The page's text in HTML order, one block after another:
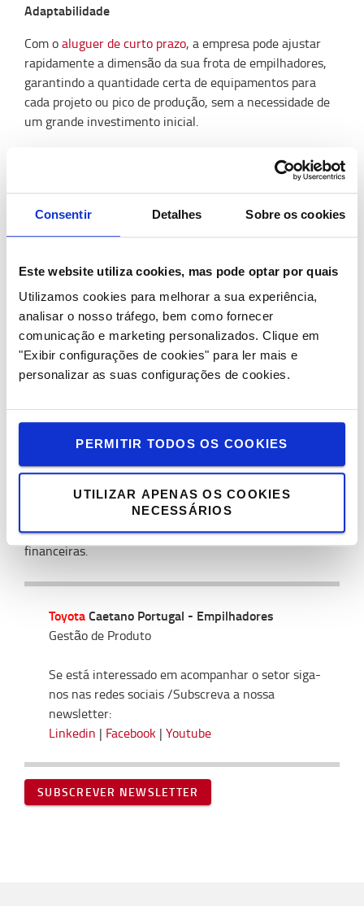
Consentir Detalhes Sobre os cookies
Este website utiliza cookies, mas pode optar por quais
Utilizamos cookies para melhorar a sua experiência,
analisar o nosso tráfego, bem como fornecer
comunicação e marketing personalizados. Clique em
"Exibir configurações de cookies" para ler mais e
personalizar as suas configurações de cookies.
PERMITIR TODOS OS COOKIES
UTILIZAR APENAS OS COOKIES
NECESSÁRIOS
Adaptabilidade
Com oaluguer de curto prazo, a empresa pode ajustar
rapidamente a dimensão da sua frota de empilhadores,
garantindo a quantidade certa de equipamentos para
cada projeto ou pico de produção, sem a necessidade de
um grande investimento inicial.
são geralmente modelos
recentes, oferecendo as últimas inovações tecnológicas.
Manutenção Sem Preocupações
A manutenção dos empilhadores alugados é
responsabilidade da Toyota, eliminando o custo adicional
de reparações e garantindo que os equipamentos
estejam sempre em perfeito estado, minimizando
Soluções rapidamente acessíveis a todos
empilhadores usadoscomo osequipamentos de
aluguer de curto prazo da Toyotasão soluções eficazes e
acessíveis. A marca oferece qualidade, economia e
flexibilidade, permitindo às empresas adaptar-se
rapidamente às suas necessidades operacionais e
financeiras.
ToyotaCaetano Portugal - Empilhadores
Gestão de Produto
Se está interessado em acompanhar o setor siga-
nos nas redes sociais /Subscreva a nossa
newsletter:
Linkedin | Facebook | Youtube
SUBSCREVER NEWSLETTER